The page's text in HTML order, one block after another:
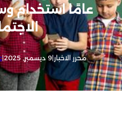
عامًا استخدام
محرر الاخبار|9 ديسمبر, 2025 |